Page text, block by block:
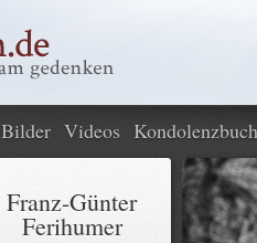
Bilder Videos Kondolenzbuch
Franz-Günter
Ferihumer